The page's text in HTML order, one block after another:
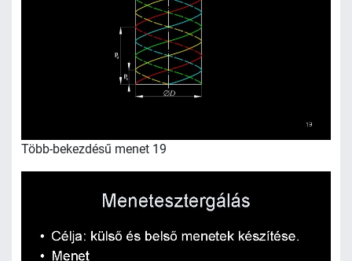
Több-bekezdésű menet 19